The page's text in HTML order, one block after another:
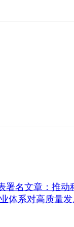
署名文章：推动
体系对高质量